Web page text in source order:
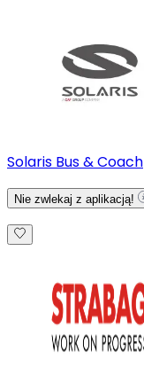
Solaris Bus & Coach
Nie zwlekaj z aplikacją!